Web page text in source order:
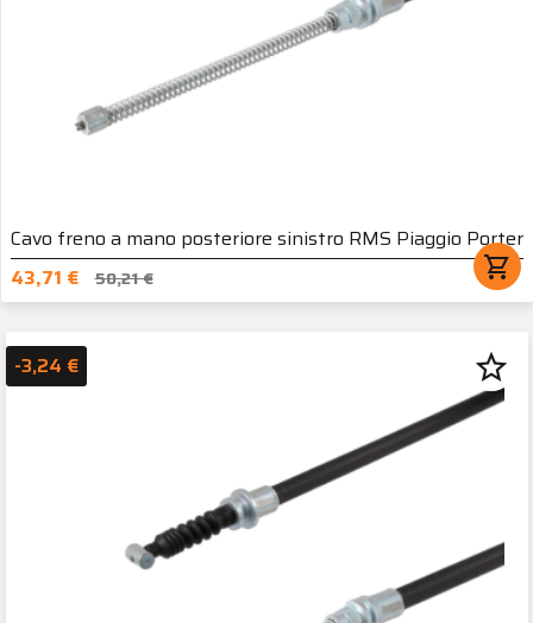
Cavo freno a mano posteriore sinistro RMS Piaggio Porter
43,71 €
50,21 € shopping_cart
-3,24 € star_border